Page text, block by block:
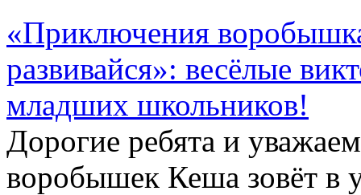
«Приключения
развивайся»: весёлые
младших школьников!
Дорогие ребята и
воробышек Кеша зовёт в